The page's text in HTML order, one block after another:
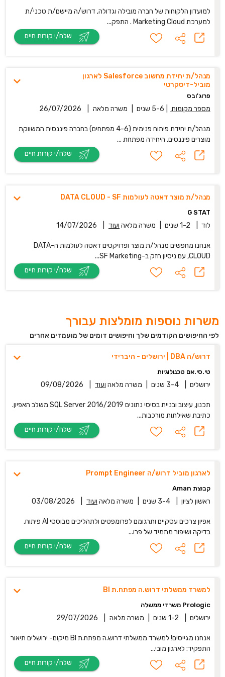
למועדון הלקוחות של חברה מובילה וגדולה, דרוש/ה מיישם/ת טכני/ת
למערכת Marketing Cloud . התפק...
מנהל/ת יחידת מחשוב Salesforce לארגון
מוביל-דיסקרטי
פרוג'ובס
מספר מקומות 5-6 שנים משרה מלאה 26/07/2026
מנהל/ת יחידת פיתוח פנימית (4-6 מפתחים) בחברה פיננסית המשווקת
מוצרים פיננסים. היחידה מפתחת ...
מנהל/ת מוצר דאטה לעולמות DATA CLOUD - SF
G STAT
לוד 1-2 שנים משרה מלאה ועוד 14/07/2026
אנחנו מחפשים מנהל/ת מוצר ופרויקטים דאטה לעולמות ה-DATA
CLOUD, עם ניסיון חזק ב-SF Marketing...
משרות נוספות מומלצות עבורך
לפי החיפושים הקודמים שלך וחיפושים דומים של מועמדים אחרים
דרוש/ה DBA | ירושלים - היברידי
טי.סי.אם טכנולוגיות
ירושלים 3-4 שנים משרה מלאה ועוד 09/08/2026
תכנון, עיצוב ובניית בסיסי נתונים SQL Server 2016/2019 משלב האפיון.
כתיבת שאילתות מורכבות...
לארגון מוביל דרוש/ה Prompt Engineer
קבוצת Aman
ראשון לציון 3-4 שנים משרה מלאה ועוד 03/08/2026
אפיון צרכים עסקיים ותרגומם לפרומפטים ולתהליכים מבוססי AI פיתוח,
בדיקה ושיפור מתמיד של פרו...
למשרד ממשלתי דרוש.ה מפתח.ת BI
Prologic משרדי ממשלה
ירושלים 1-2 שנים משרה מלאה 29/07/2026
אנחנו מגייסים! למשרד ממשלתי דרוש.ה מפתח.ת BI מיקום- ירושלים תיאור
התפקיד: לארגון מובי...